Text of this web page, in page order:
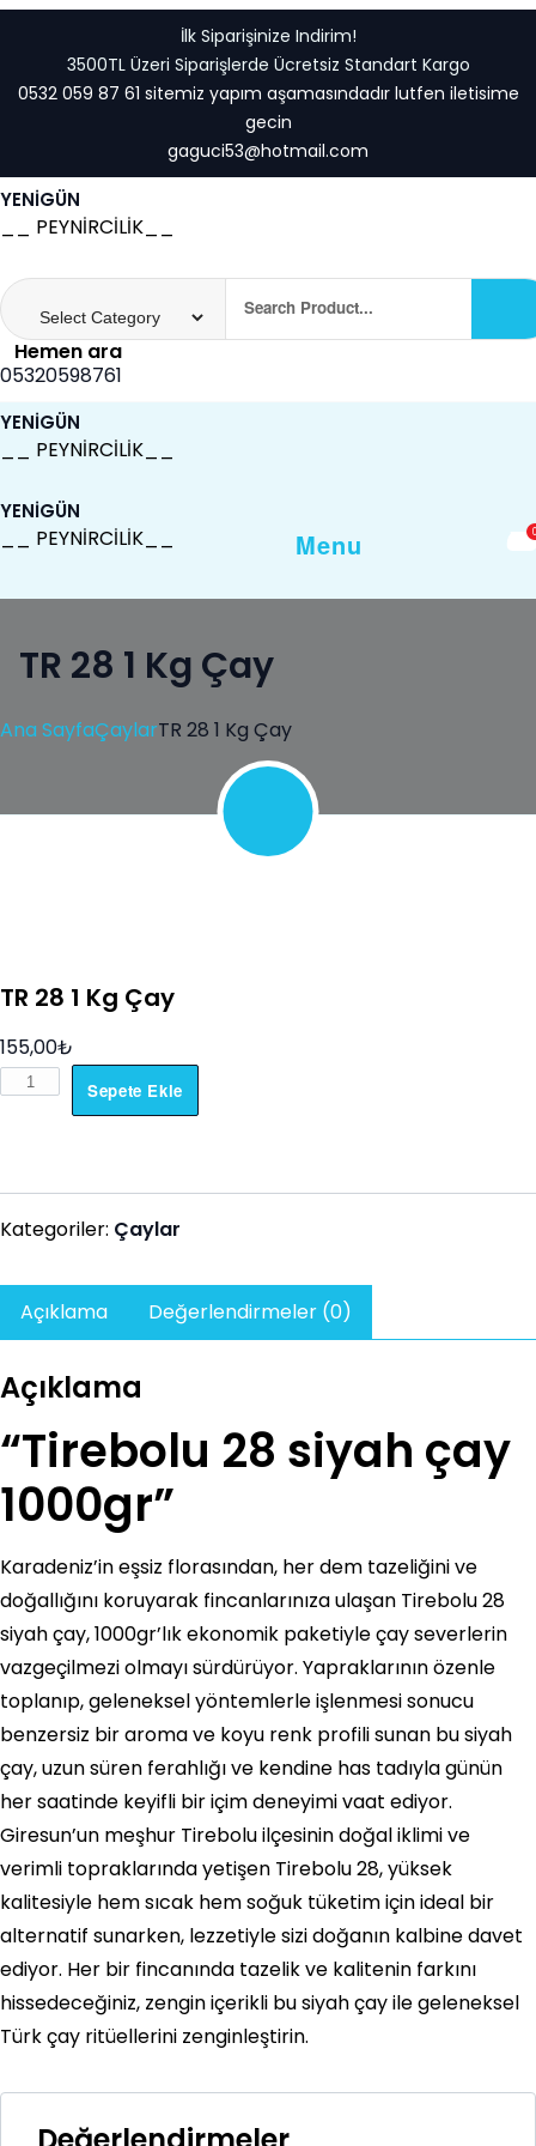
content
İlk Siparişinize Indirim!
3500TL Üzeri Siparişlerde Ücretsiz Standart Kargo
0532 059 87 61 sitemiz yapım aşamasındadır lutfen iletisime
gecin
gaguci53@hotmail.com
YENİGÜN
__ PEYNİRCİLİK__
Hemen ara
05320598761
YENİGÜN
__ PEYNİRCİLİK__
YENİGÜN
__ PEYNİRCİLİK__ Menu 0
TR 28 1 Kg Çay
Ana SayfaÇaylarTR 28 1 Kg Çay
TR 28 1 Kg Çay
155,00₺
Sepete Ekle
Kategoriler: Çaylar
Açıklama Değerlendirmeler (0)
Açıklama
“Tirebolu 28 siyah çay
1000gr”
Karadeniz’in eşsiz florasından, her dem tazeliğini ve
doğallığını koruyarak fincanlarınıza ulaşan Tirebolu 28
siyah çay, 1000gr’lık ekonomik paketiyle çay severlerin
vazgeçilmezi olmayı sürdürüyor. Yapraklarının özenle
toplanıp, geleneksel yöntemlerle işlenmesi sonucu
benzersiz bir aroma ve koyu renk profili sunan bu siyah
çay, uzun süren ferahlığı ve kendine has tadıyla günün
her saatinde keyifli bir içim deneyimi vaat ediyor.
Giresun’un meşhur Tirebolu ilçesinin doğal iklimi ve
verimli topraklarında yetişen Tirebolu 28, yüksek
kalitesiyle hem sıcak hem soğuk tüketim için ideal bir
alternatif sunarken, lezzetiyle sizi doğanın kalbine davet
ediyor. Her bir fincanında tazelik ve kalitenin farkını
hissedeceğiniz, zengin içerikli bu siyah çay ile geleneksel
Türk çay ritüellerini zenginleştirin.